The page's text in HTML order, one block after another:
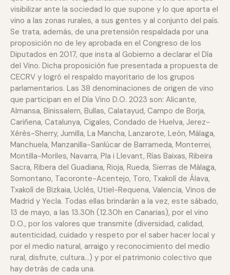
visibilizar ante la sociedad lo que supone y lo que aporta el
vino a las zonas rurales, a sus gentes y al conjunto del país.
Se trata, además, de una pretensión respaldada por una
proposición no de ley aprobada en el Congreso de los
Diputados en 2017, que insta al Gobierno a declarar el Día
del Vino. Dicha proposición fue presentada a propuesta de
CECRV y logró el respaldo mayoritario de los grupos
parlamentarios. Las 38 denominaciones de origen de vino
que participan en el Día Vino D.O. 2023 son: Alicante,
Almansa, Binissalem, Bullas, Calatayud, Campo de Borja,
Cariñena, Catalunya, Cigales, Condado de Huelva, Jerez-
Xérès-Sherry, Jumilla, La Mancha, Lanzarote, León, Málaga,
Manchuela, Manzanilla-Sanlúcar de Barrameda, Monterrei,
Montilla-Moriles, Navarra, Pla i Llevant, Rías Baixas, Ribeira
Sacra, Ribera del Guadiana, Rioja, Rueda, Sierras de Málaga,
Somontano, Tacoronte-Acentejo, Toro, Txakolí de Álava,
Txakolí de Bizkaia, Uclés, Utiel-Requena, Valencia, Vinos de
Madrid y Yecla. Todas ellas brindarán a la vez, este sábado,
13 de mayo, a las 13.30h (12.30h en Canarias), por el vino
D.O., por los valores que transmite (diversidad, calidad,
autenticidad, cuidado y respeto por el saber hacer local y
por el medio natural, arraigo y reconocimiento del medio
rural, disfrute, cultura…) y por el patrimonio colectivo que
hay detrás de cada una.